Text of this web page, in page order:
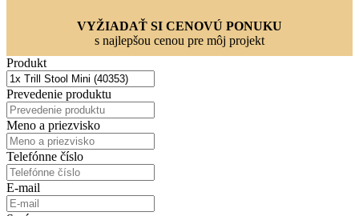
VYŽIADAŤ SI CENOVÚ PONUKU
s najlepšou cenou pre môj projekt
Produkt
Prevedenie produktu
Meno a priezvisko
Telefónne číslo
E-mail